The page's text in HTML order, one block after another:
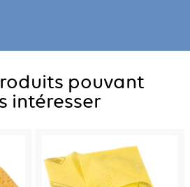
pouvant
intéresser